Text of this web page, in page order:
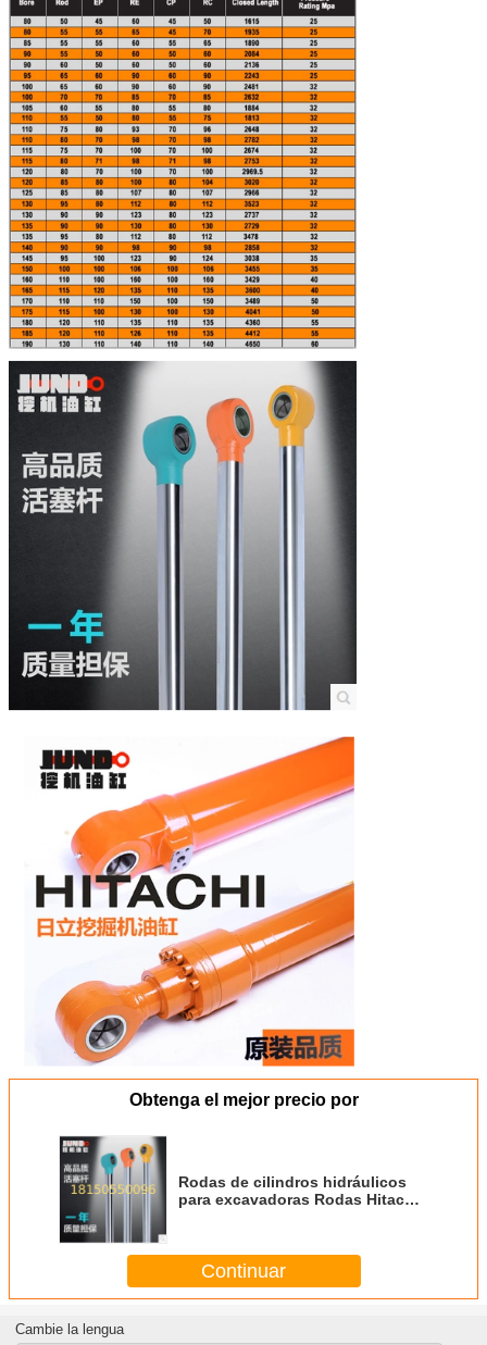
Obtenga el mejor precio por
Rodas de cilindros hidráulicos
para excavadoras Rodas Hitachi
Continuar
Cambie la lengua